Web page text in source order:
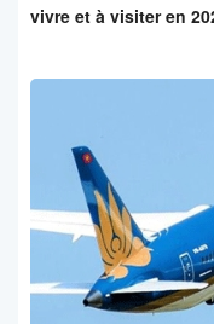
vivre et à visiter en